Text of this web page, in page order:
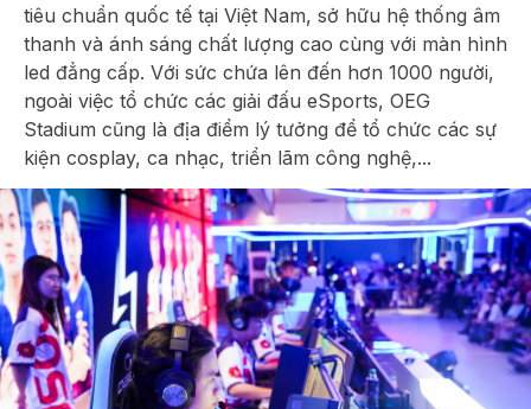
tiêu chuẩn quốc tế tại Việt Nam, sở hữu hệ thống âm
thanh và ánh sáng chất lượng cao cùng với màn hình
led đẳng cấp. Với sức chứa lên đến hơn 1000 người,
ngoài việc tổ chức các giải đấu eSports, OEG
Stadium cũng là địa điểm lý tưởng để tổ chức các sự
kiện cosplay, ca nhạc, triển lãm công nghệ,...